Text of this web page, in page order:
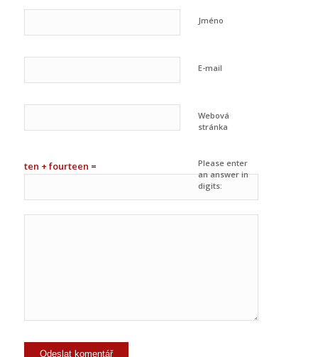
Jméno
E-mail
Webová
stránka
Please enter
an answer in
digits:
ten + fourteen =